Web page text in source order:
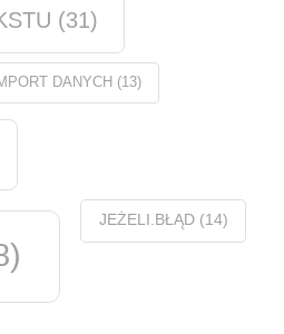
(31)
DANYCH (13)
JEŻELI.BŁĄD(14)